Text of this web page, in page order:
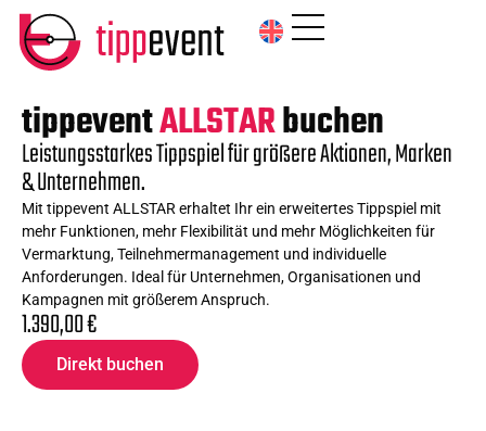
tippeventALLSTARbuchen
Leistungsstarkes Tippspiel für größere Aktionen, Marken
& Unternehmen.
Mit tippevent ALLSTAR erhaltet Ihr ein erweitertes Tippspiel mit
mehr Funktionen, mehr Flexibilität und mehr Möglichkeiten für
Vermarktung, Teilnehmermanagement und individuelle
Anforderungen. Ideal für Unternehmen, Organisationen und
Kampagnen mit größerem Anspruch.
1.390,00€
Direkt buchen